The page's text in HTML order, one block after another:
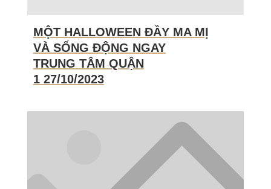
MỘT HALLOWEEN ĐẦY MA MỊ
VÀ SỐNG ĐỘNG NGAY
TRUNG TÂM QUẬN
1 27/10/2023